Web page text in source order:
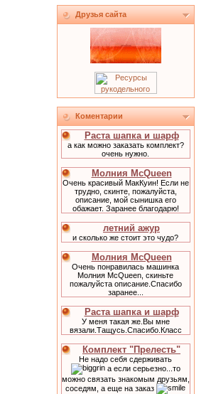
Друзья сайта
Коментарии
Раста шапка и шарф
а как можно заказать комплект?
очень нужно.
Молния McQueen
Очень красивый МакКуин! Если не
трудно, скинте, пожалуйста,
описание, мой сынишка его
обажает. Заранее благодарю!
летний ажур
и сколько же стоит это чудо?
Молния McQueen
Очень понравилась машинка
Молния McQueen, скиньте
пожалуйста описание.Спасибо
заранее...
Раста шапка и шарф
У меня такая же.Вы мне
вязали.Тащусь.Спасибо.Класс
Комплект "Прелесть"
Не надо себя сдерживать
а если серьезно...то
можно связать знакомым друзьям,
соседям, а еще на заказ